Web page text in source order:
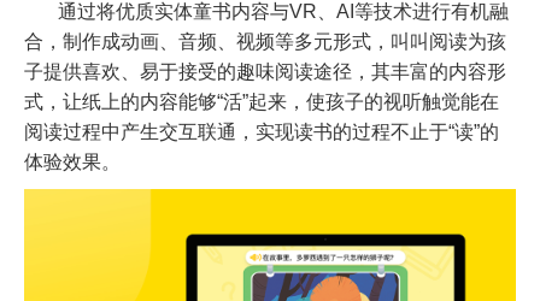
通过将优质实体童书内容与VR AI 等技术进行有机融
合，制作成动画、音频、视频等多元形式，叫叫阅读为孩
子提供喜欢、易于接受的趣味阅读途径，其丰富的内容形
式，让纸上的内容能够“活”起来，使孩子的视听触觉能在
阅读过程中产生交互联通，实现读书的过程不止于“读”的
体验效果。